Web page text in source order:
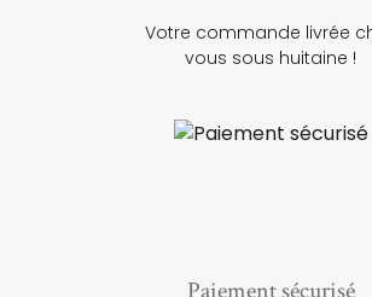
Votre commande livrée
vous sous huitaine !
Paiement sécurisé